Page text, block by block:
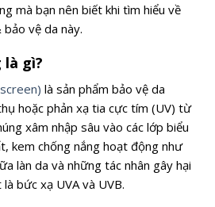
mà bạn nên biết khi tìm hiểu về
vệ da này.
là gì?
là sản phẩm bảo vệ da
hoặc phản xạ tia cực tím (UV) từ
xâm nhập sâu vào các lớp biểu
kem chống nắng hoạt động như
làn da và những tác nhân gây hại
bức xạ UVA và UVB.